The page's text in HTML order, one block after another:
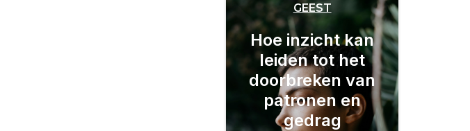
GEEST
Hoe inzicht kan
leiden tot het
doorbreken van
patronen en
gedrag